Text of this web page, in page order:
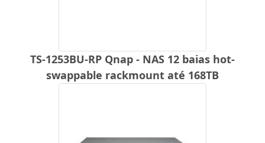
TS-1253BU-RP Qnap - NAS 12 baias hot-
swappable rackmount até 168TB